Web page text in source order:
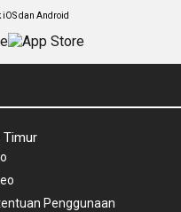
dan Android
Timur
Penggunaan